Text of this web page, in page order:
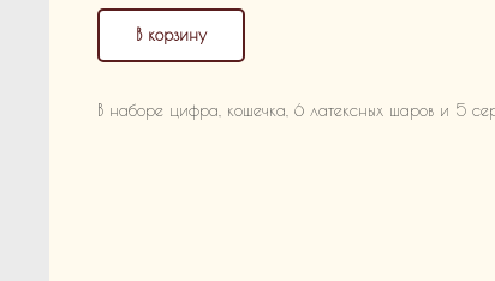
В корзину
В наборе цифра, кошечка, 6 латексных шаров и 5